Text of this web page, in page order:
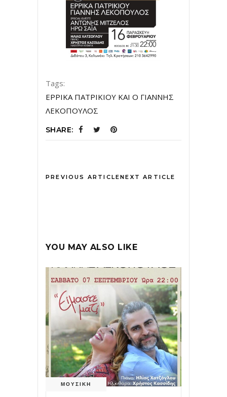
Tags:
ΕΡΡΙΚΑ ΠΑΤΡΙΚΙΟΥ ΚΑΙ Ο ΓΙΑΝΝΗΣ
ΛΕΚΟΠΟΥΛΟΣ
SHARE:
PREVIOUS ARTICLENEXT ARTICLE
YOU MAY ALSO LIKE
ΜΟΥΣΙΚΗ